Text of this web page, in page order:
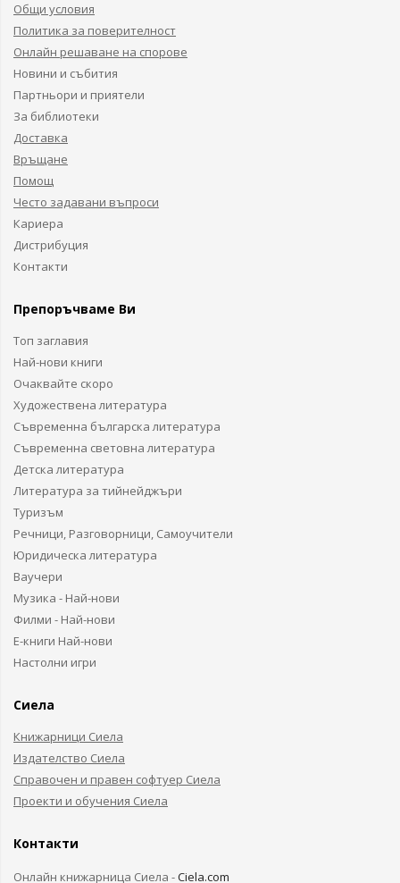
Общи условия
Политика за поверителност
Онлайн решаване на спорове
Новини и събития
Партньори и приятели
За библиотеки
Доставка
Връщане
Помощ
Често задавани въпроси
Кариера
Дистрибуция
Контакти
Препоръчваме Ви
Топ заглавия
Най-нови книги
Очаквайте скоро
Художествена литература
Съвременна българска литература
Съвременна световна литература
Детска литература
Литература за тийнейджъри
Туризъм
Речници, Разговорници, Самоучители
Юридическа литература
Ваучери
Музика - Най-нови
Филми - Най-нови
Е-книги Най-нови
Настолни игри
Сиела
Книжарници Сиела
Издателство Сиела
Справочен и правен софтуер Сиела
Проекти и обучения Сиела
Контакти
Онлайн книжарница Сиела -Ciela.com